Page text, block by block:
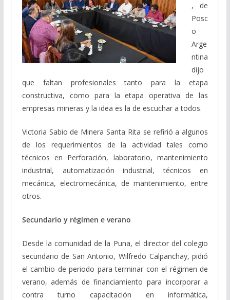
, de
Posc
o
Arge
ntina
dijo
que faltan profesionales tanto para la etapa
constructiva, como para la etapa operativa de las
empresas mineras y la idea es la de escuchar a todos.
Victoria Sabio de Minera Santa Rita se refirió a algunos
de los requerimientos de la actividad tales como
técnicos en Perforación, laboratorio, mantenimiento
industrial, automatización industrial, técnicos en
mecánica, electromecánica, de mantenimiento, entre
otros.
Secundario y régimen e verano
Desde la comunidad de la Puna, el director del colegio
secundario de San Antonio, Wilfredo Calpanchay, pidió
el cambio de periodo para terminar con el régimen de
verano, además de financiamiento para incorporar a
contra turno capacitación en informática,